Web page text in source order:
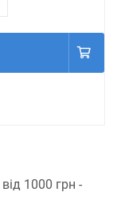
від 1000 грн -